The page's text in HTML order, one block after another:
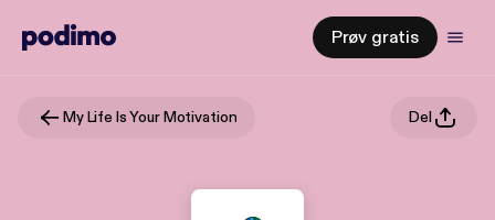
Prøv gratis
My Life Is Your Motivation Del